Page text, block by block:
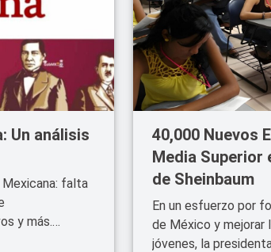
Un análisis
falta
y más.
40,000 Nuevos
Media Superior
de Sheinbaum
En un esfuerzo por
de México y mejorar
jóvenes, la